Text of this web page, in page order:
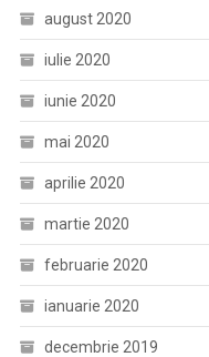
august 2020
iulie 2020
iunie 2020
mai 2020
aprilie 2020
martie 2020
februarie 2020
ianuarie 2020
decembrie 2019